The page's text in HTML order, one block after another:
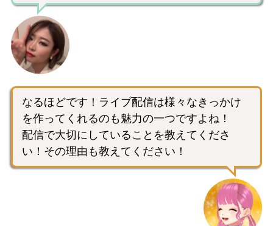
なるほどです！ライブ配信は様々なきっかけ
を作ってくれるのも魅力の一つですよね！
配信で大切にしていることを教えてくださ
い！その理由も教えてください！